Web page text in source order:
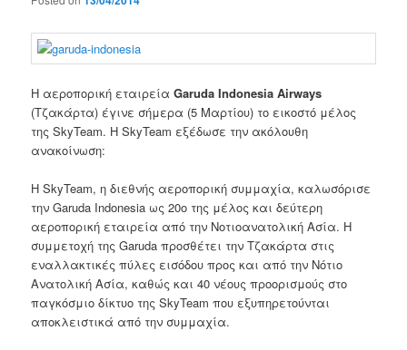
Η αεροπορική εταιρείαGaruda Indonesia Airways
(Τζακάρτα) έγινε σήμερα (5 Μαρτίου) το εικοστό μέλος
της SkyTeam. Η SkyTeam εξέδωσε την ακόλουθη
ανακοίνωση:
Η SkyTeam, η διεθνής αεροπορική συμμαχία, καλωσόρισε
την Garuda Indonesia ως 20ο της μέλος και δεύτερη
αεροπορική εταιρεία από την Νοτιοανατολική Ασία. Η
συμμετοχή της Garuda προσθέτει την Τζακάρτα στις
εναλλακτικές πύλες εισόδου προς και από την Νότιο
Ανατολική Ασία, καθώς και 40 νέους προορισμούς στο
παγκόσμιο δίκτυο της SkyTeam που εξυπηρετούνται
αποκλειστικά από την συμμαχία.